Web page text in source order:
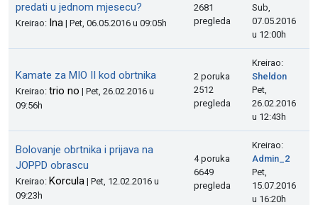
predati u jednom mjesecu?
Kreirao: Ina | Pet, 06.05.2016 u 09:05h
2681
pregleda
Sub,
07.05.2016
u 12:00h
Kamate za MIO II kod obrtnika
Kreirao: trio no | Pet, 26.02.2016 u
09:56h
2 poruka
2512
pregleda
Kreirao:
Sheldon
Pet,
26.02.2016
u 12:43h
Bolovanje obrtnika i prijava na
JOPPD obrascu
Kreirao: Korcula | Pet, 12.02.2016 u
09:23h
4 poruka
6649
pregleda
Kreirao:
Admin_2
Pet,
15.07.2016
u 16:20h